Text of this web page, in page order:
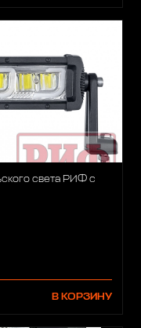
света РИФ с
В КОРЗИНУ